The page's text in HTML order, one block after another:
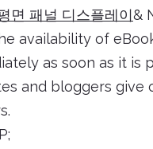
면 패널 디스플레이&
availability of
as soon as it is
and bloggers give